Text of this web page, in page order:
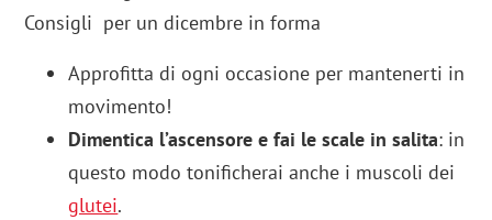
Consigli per un dicembre in forma
Approfitta di ogni occasione per mantenerti in
movimento!
Dimentica l’ascensore e fai le scale in salita: in
questo modo tonificherai anche i muscoli dei
glutei.